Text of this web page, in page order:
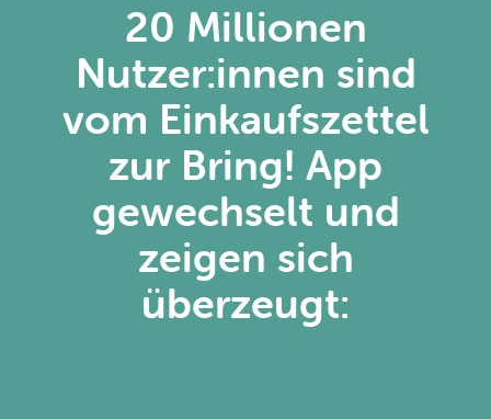
20 Millionen
Nutzer:innen sind
vom Einkaufszettel
zur Bring! App
gewechselt und
zeigen sich
überzeugt: